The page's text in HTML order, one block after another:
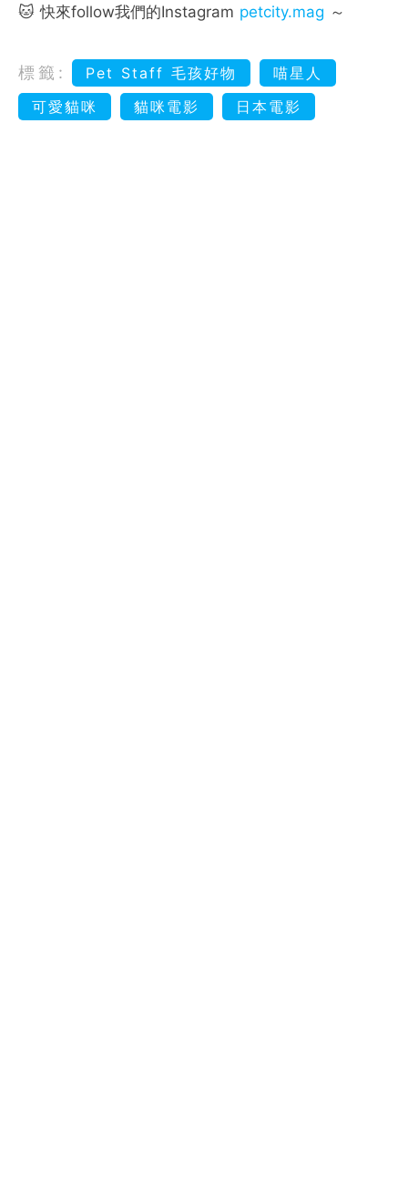
🐱 快來follow我們的Instagram petcity.mag ～
標籤: Pet Staff 毛孩好物
喵星人
可愛貓咪
貓咪電影 日本電影